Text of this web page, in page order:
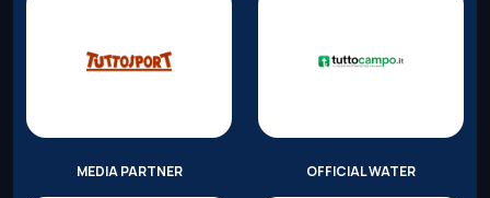
MEDIA PARTNER OFFICIAL WATER